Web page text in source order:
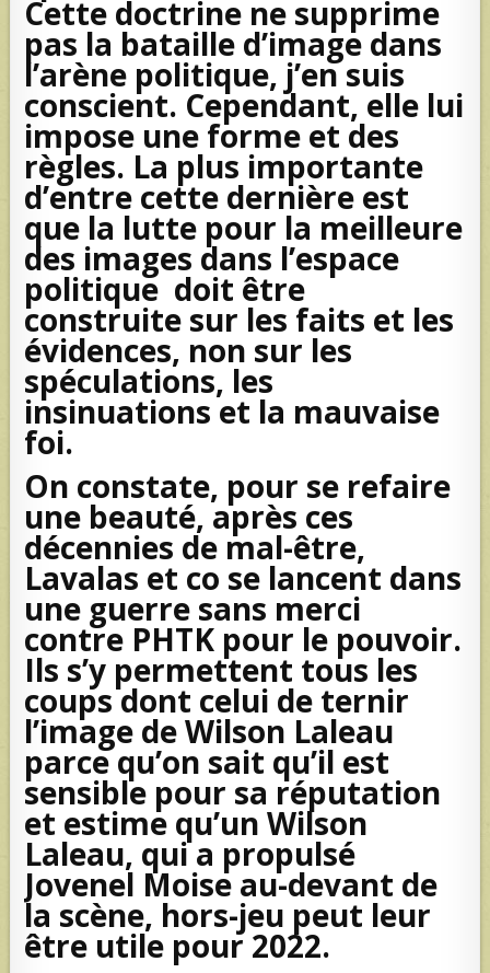
Cette doctrine ne supprime
pas la bataille d’image dans
l’arène politique, j’en suis
conscient. Cependant, elle lui
impose une forme et des
règles. La plus importante
d’entre cette dernière est
que la lutte pour la meilleure
des images dans l’espace
politique doit être
construite sur les faits et les
évidences, non sur les
spéculations, les
insinuations et la mauvaise
foi.
On constate, pour se refaire
une beauté, après ces
décennies de mal-être,
Lavalas et co se lancent dans
une guerre sans merci
contre PHTK pour le pouvoir.
Ils s’y permettent tous les
coups dont celui de ternir
l’image de Wilson Laleau
parce qu’on sait qu’il est
sensible pour sa réputation
et estime qu’un Wilson
Laleau, qui a propulsé
Jovenel Moise au-devant de
la scène, hors-jeu peut leur
être utile pour 2022.